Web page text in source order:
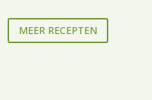
MEER RECEPTEN